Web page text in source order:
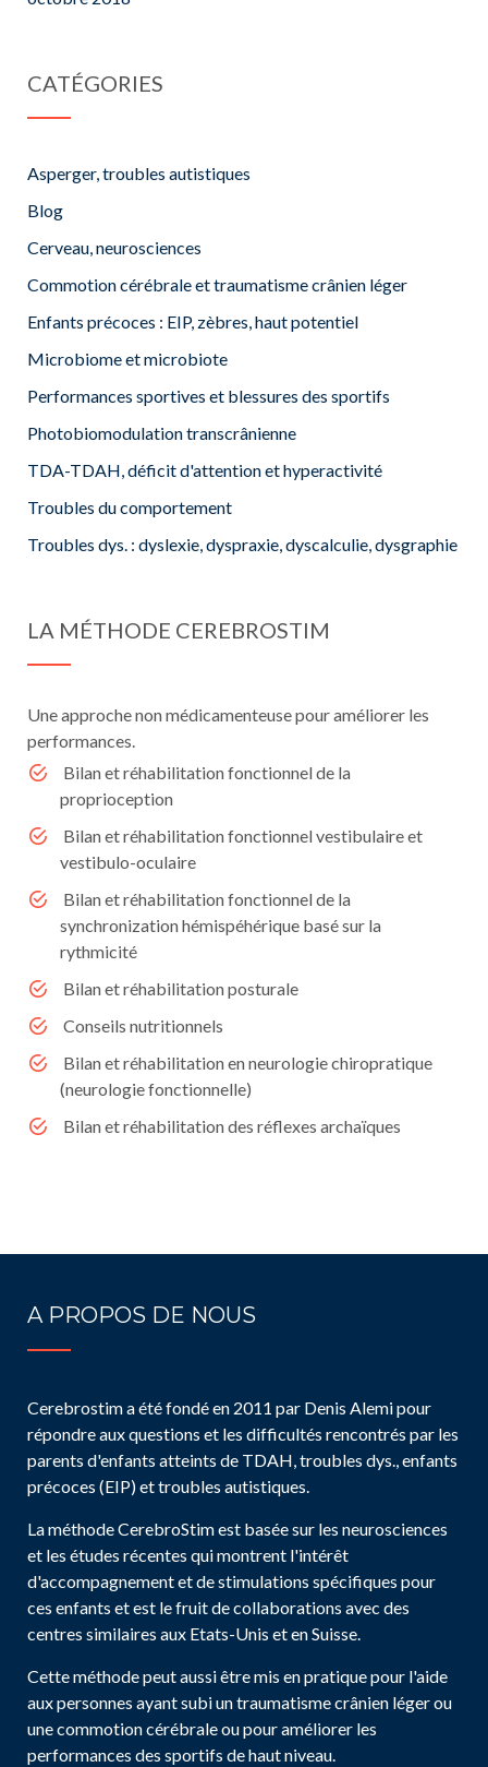
CATÉGORIES
Asperger, troubles autistiques
Blog
Cerveau, neurosciences
Commotion cérébrale et traumatisme crânien léger
Enfants précoces : EIP, zèbres, haut potentiel
Microbiome et microbiote
Performances sportives et blessures des sportifs
Photobiomodulation transcrânienne
TDA-TDAH, déficit d'attention et hyperactivité
Troubles du comportement
Troubles dys. : dyslexie, dyspraxie, dyscalculie, dysgraphie
LA MÉTHODE CEREBROSTIM
Une approche non médicamenteuse pour améliorer les
performances.
Bilan et réhabilitation fonctionnel de la
proprioception
Bilan et réhabilitation fonctionnel vestibulaire et
vestibulo-oculaire
Bilan et réhabilitation fonctionnel de la
synchronization hémispéhérique basé sur la
rythmicité
Bilan et réhabilitation posturale
Conseils nutritionnels
Bilan et réhabilitation en neurologie chiropratique
(neurologie fonctionnelle)
Bilan et réhabilitation des réflexes archaïques
A PROPOS DE NOUS
Cerebrostim a été fondé en 2011 par Denis Alemi pour
répondre aux questions et les difficultés rencontrés par les
parents d'enfants atteints de TDAH, troubles dys., enfants
précoces (EIP) et troubles autistiques.
La méthode CerebroStim est basée sur les neurosciences
et les études récentes qui montrent l'intérêt
d'accompagnement et de stimulations spécifiques pour
ces enfants et est le fruit de collaborations avec des
centres similaires aux Etats-Unis et en Suisse.
Cette méthode peut aussi être mis en pratique pour l'aide
aux personnes ayant subi un traumatisme crânien léger ou
une commotion cérébrale ou pour améliorer les
performances des sportifs de haut niveau.